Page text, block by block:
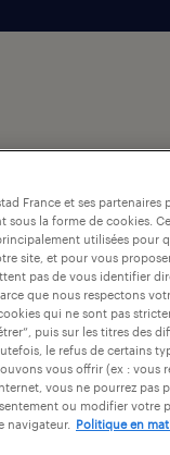
machines
h)
France et ses partenaires
la forme de cookies.
utilisées pour
site, et pour vous
pas de vous identifier
que nous respectons
qui ne sont pas
puis sur les titres des
le refus de certains
vous offrir (ex : vous
vous ne pourrez pas
ou modifier votre
navigateur.
Politique en